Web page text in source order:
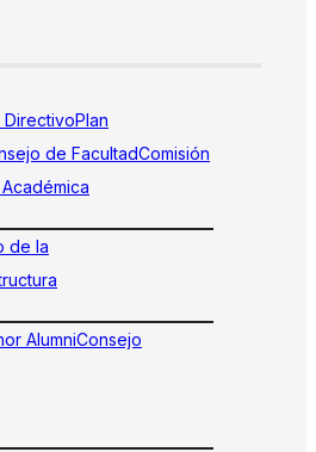
DirectivoPlan
de FacultadComisión
de la
AlumniConsejo